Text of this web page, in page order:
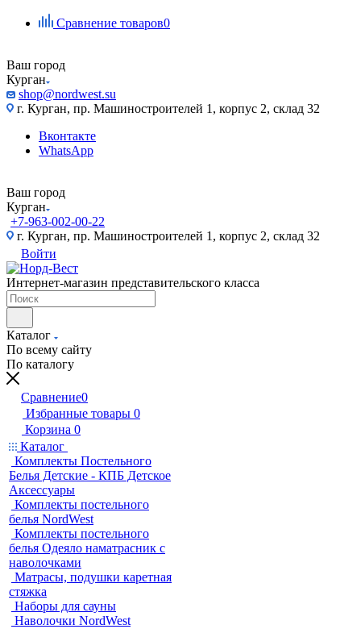
Сравнение товаров0
Ваш город
Курган
shop@nordwest.su
г. Курган, пр. Машиностроителей 1, корпус 2, склад ​32
Вконтакте
WhatsApp
Ваш город
Курган
+7-963-002-00-22
г. Курган, пр. Машиностроителей 1, корпус 2, склад ​32
Войти
Интернет-магазин представительского класса
Каталог
По всему сайту
По каталогу
Сравнение0
Избранные товары 0
Корзина 0
Каталог
Комплекты Постельного
Белья Детские - КПБ Детское
Аксессуары
Комплекты постельного
белья NordWest
Комплекты постельного
белья Одеяло наматрасник с
наволочками
Матрасы, подушки каретная
стяжка
Наборы для сауны
Наволочки NordWest